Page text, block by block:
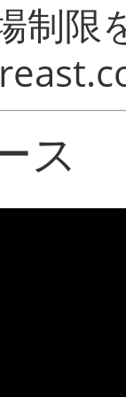
制限
ス